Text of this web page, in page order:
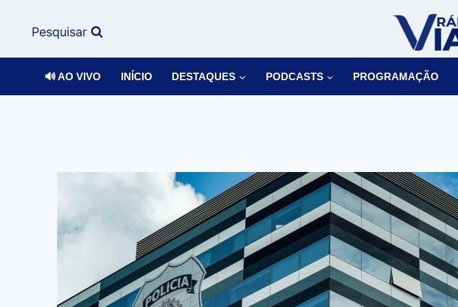
Pesquisar
🔊 AO VIVO INÍCIO DESTAQUES PODCASTS PROGRAMAÇÃO